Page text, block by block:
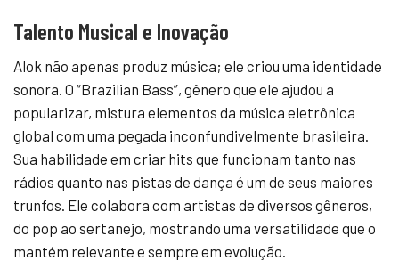
Talento Musical e Inovação
Alok não apenas produz música; ele criou uma identidade
sonora. O “Brazilian Bass”, gênero que ele ajudou a
popularizar, mistura elementos da música eletrônica
global com uma pegada inconfundivelmente brasileira.
Sua habilidade em criar hits que funcionam tanto nas
rádios quanto nas pistas de dança é um de seus maiores
trunfos. Ele colabora com artistas de diversos gêneros,
do pop ao sertanejo, mostrando uma versatilidade que o
mantém relevante e sempre em evolução.